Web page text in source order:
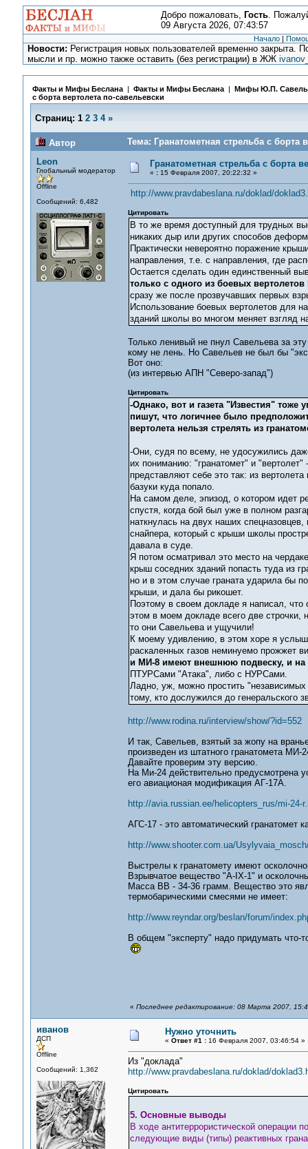
Добро пожаловать, Гость.
09 Августа 2026, 07:43:57
Начало |
Новости: Регистрация новых пользователей временно закрыта.
мысли и пр. можно также оставить (без регистрации) в ЖЖ
Факты и Мифы Беслана| Факты и Мифы Беслана| Мифы Ю.П.
с борта вертолета по-савельевски
Страниц: 1 2 3 4 »
Автор
Тема: Гранатометная стрельба с борта
Leon
Глобальный модератор
Offline
Сообщений: 6,482
Гранатометная стрельба с борта
« :15 Февраля 2007, 20:22:32 »
http://www.pravdabeslana.ru/doklad/
Цитировать
В то же время доступный для трудных
никаких дыр или других способов
Практически невероятно поражение
направления, т.е. с направления, где
Остается сделать один единственный
только с одного из боевых
сразу же после прозвучавших первых
Использование боевых вертолетов для
зданий школы во многом меняет
Только ленивый не пнул Савельева за
кому не лень. Но Савельев не был бы
Вот оно:
(из интервью АПН "Северо-запад")
Цитировать
-Однако, вот и газета "Известия"
пишут, что логичнее было
вертолета нельзя стрелять из
-Они, судя по всему, не удосужились
их пониманию: "гранатомет" и
представляют себе это так: из
базуки куда попало.
На самом деле, эпизод, о котором идет
спустя, когда бой был уже в полном
наткнулась на двух наших
снайпера, который с крыши школы
давала в суде.
Я потом осматривал это место на
крыш соседних зданий попасть туда из
но и в этом случае граната ударила бы
крыши, и дала бы рикошет.
Поэтому в своем докладе я написал, что
этом в моем докладе всего две строчки,
то они Савельева и ущучили!
К моему удивлению, в этом хоре я
раскаленных газов неминуемо прожжет
и МИ-8 имеют внешнюю подвеску, и на
ПТУРСами "Атака", либо с НУРСами.
Ладно, уж, можно простить
тому, кто дослужился до генеральского
http://www.rodina.ru/interview/show/?id=552
И так, Савельев, взятый за жопу на
произведен из штатного гранатомета МИ-
Давайте проверим эту версию.
На Ми-24 действительно предусмотрена
его авиационая модификация АГ-17А.
http://avia.russian.ee/helicopters_rus/mi-24-
АГС-17 - это автоматический гранатомет
http://www.shooter.com.ua/
Выстрелы к гранатомету имеют
Взрывчатое вещество "А-IХ-1" и
Масса ВВ - 34-36 грамм. Вещество это
термобарическими смесями не имеет:
http://www.reyndar.org/beslan/forum/
В общем "эксперту" надо придумать что-
« Последнее редактирование: 08 Марта 2007,
иванов
ДСП
Offline
Сообщений: 1,362
Нужно уточнить
« Ответ #1 :16 Февраля 2007, 03:46:54 »
Из "доклада"
http://www.pravdabeslana.ru/doklad/
Цитировать
5. Основные выводы
В ходе антитеррористической
следующие виды (типы) реактивных